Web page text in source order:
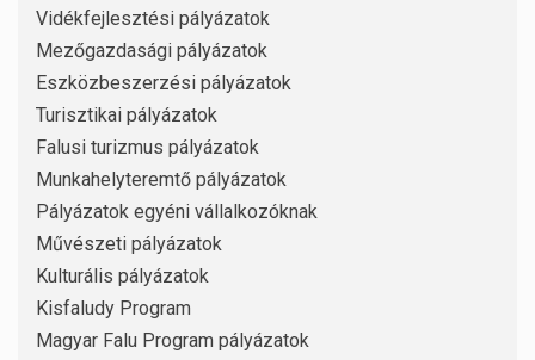
Vidékfejlesztési pályázatok
Mezőgazdasági pályázatok
Eszközbeszerzési pályázatok
Turisztikai pályázatok
Falusi turizmus pályázatok
Munkahelyteremtő pályázatok
Pályázatok egyéni vállalkozóknak
Művészeti pályázatok
Kulturális pályázatok
Kisfaludy Program
Magyar Falu Program pályázatok